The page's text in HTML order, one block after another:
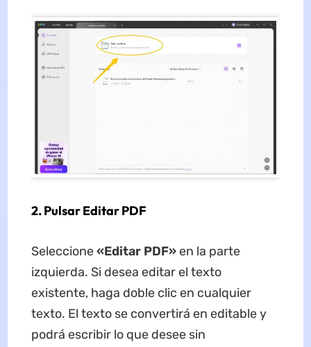
2. Pulsar Editar PDF
Seleccione«Editar PDF»en la parte
izquierda. Si desea editar el texto
existente, haga doble clic en cualquier
texto. El texto se convertirá en editable y
podrá escribir lo que desee sin